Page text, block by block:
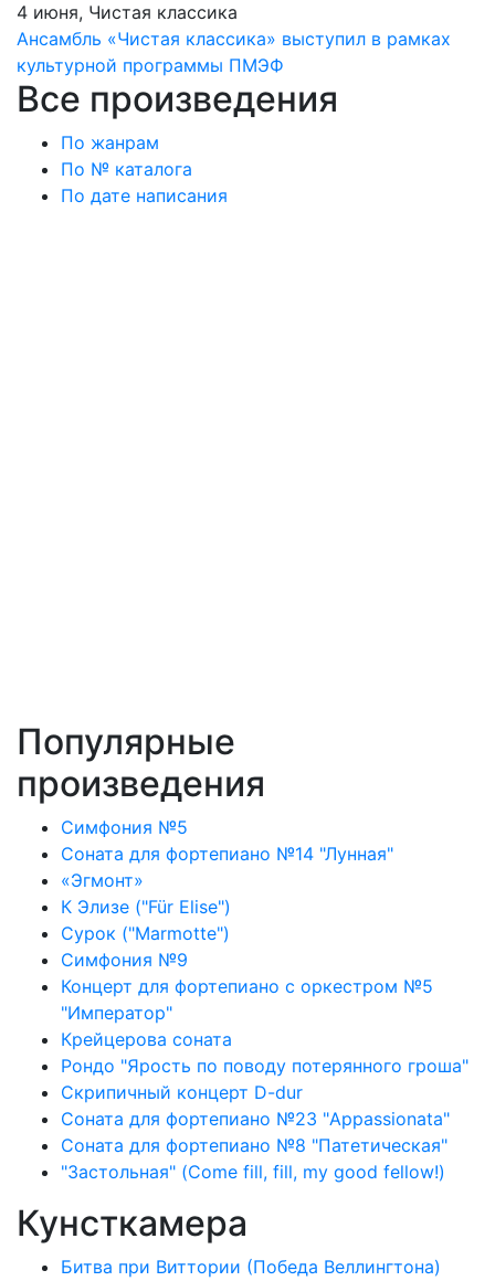
4 июня, Чистая классика
Ансамбль «Чистая классика» выступил в рамках
культурной программы ПМЭФ
Все произведения
По жанрам
По № каталога
По дате написания
Популярные
произведения
Симфония №5
Соната для фортепиано №14 "Лунная"
«Эгмонт»
К Элизе ("Für Elise")
Сурок ("Marmotte")
Симфония №9
Концерт для фортепиано с оркестром №5
"Император"
Крейцерова соната
Рондо "Ярость по поводу потерянного гроша"
Скрипичный концерт D-dur
Соната для фортепиано №23 "Appassionata"
Соната для фортепиано №8 "Патетическая"
"Застольная" (Come fill, fill, my good fellow!)
Кунсткамера
Битва при Виттории (Победа Веллингтона)